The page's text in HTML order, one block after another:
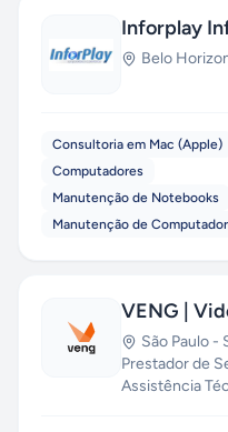
Inforplay
Belo
Consultoria em Mac (Apple)
Computadores
Manutenção de Notebooks
Manutenção de
VENG |
São Paulo -
Prestador de
Assistência